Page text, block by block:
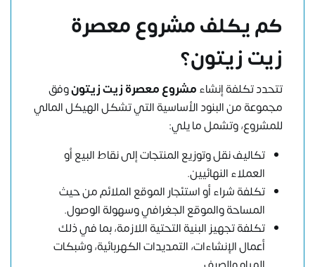
كم يكلف مشروع معصرة
زيت زيتون؟
تتحدد تكلفة إنشاءمشروع معصرة زيت زيتونوفق
مجموعة من البنود الأساسية التي تشكل الهيكل المالي
للمشروع، وتشمل ما يلي:
تكاليف نقل وتوزيع المنتجات إلى نقاط البيع أو
العملاء النهائيين.
تكلفة شراء أو استئجار الموقع الملائم من حيث
المساحة والموقع الجغرافي وسهولة الوصول.
تكلفة تجهيز البنية التحتية اللازمة، بما في ذلك
أعمال الإنشاءات، التمديدات الكهربائية، وشبكات